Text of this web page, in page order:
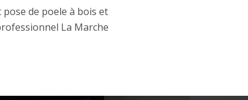
pose de poele à bois et
La Marche